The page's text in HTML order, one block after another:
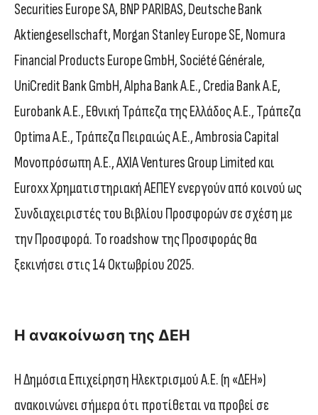
Securities Europe SA, BNP PARIBAS, Deutsche Bank
Aktiengesellschaft, Morgan Stanley Europe SE, Nomura
Financial Products Europe GmbH, Société Générale,
UniCredit Bank GmbH, Alpha Bank Α.Ε., Credia Bank Α.Ε,
Eurobank Α.Ε., Εθνική Τράπεζα της Ελλάδος Α.Ε., Τράπεζα
Optima Α.Ε., Τράπεζα Πειραιώς Α.Ε., Ambrosia Capital
Μονοπρόσωπη Α.Ε., AXIA Ventures Group Limited και
Euroxx Χρηματιστηριακή ΑΕΠΕΥ ενεργούν από κοινού ως
Συνδιαχειριστές του Βιβλίου Προσφορών σε σχέση με
την Προσφορά. Το roadshow της Προσφοράς θα
ξεκινήσει στις 14 Οκτωβρίου 2025.
Η ανακοίνωση της ΔΕΗ
Η Δημόσια Επιχείρηση Ηλεκτρισμού Α.Ε. (η «ΔΕΗ»)
ανακοινώνει σήμερα ότι προτίθεται να προβεί σε